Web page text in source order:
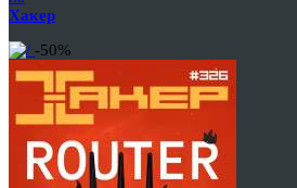
Хакер
-50%